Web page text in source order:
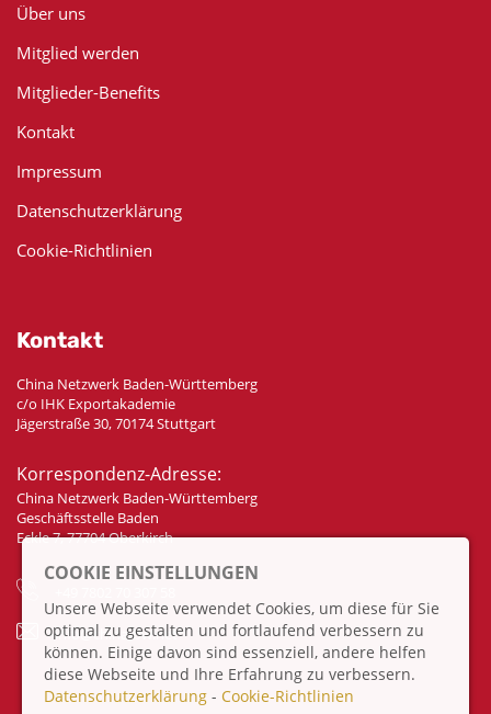
Über uns
Mitglied werden
Mitglieder-Benefits
Kontakt
Impressum
Datenschutzerklärung
Cookie-Richtlinien
Kontakt
China Netzwerk Baden-Württemberg
c/o IHK Exportakademie
Jägerstraße 30, 70174 Stuttgart
Korrespondenz-Adresse:
China Netzwerk Baden-Württemberg
Geschäftsstelle Baden
Eckle 7, 77704 Oberkirch
info@china-bw.net
COOKIE EINSTELLUNGEN
Unsere Webseite verwendet Cookies, um diese für Sie
optimal zu gestalten und fortlaufend verbessern zu
können. Einige davon sind essenziell, andere helfen
diese Webseite und Ihre Erfahrung zu verbessern.
Datenschutzerklärung - Cookie-Richtlinien